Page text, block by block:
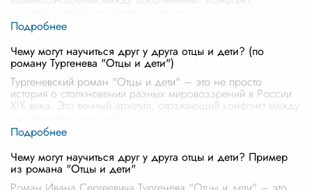
Чему могут научиться друг у друга отцы и дети? (по
роману Тургенева "Отцы и дети")
Тургеневский роман "Отцы и дети" – это не просто
история о столкновении разных мировоззрений в России
XIX века. Это вечный архетип, отражающий конфликт между
Чему могут научиться друг у друга отцы и дети? Пример
из романа "Отцы и дети"